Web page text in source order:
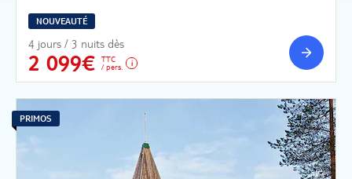
NOUVEAUTÉ
4 jours / 3 nuits dès
2 099€
TTC
/ pers.
PRIMOS